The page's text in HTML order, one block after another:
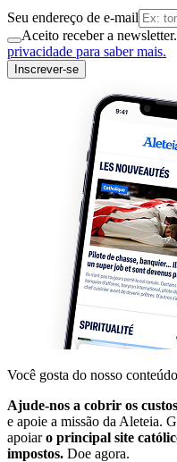
Seu endereço de e-mail
Aceito receber a
privacidade para saber mais.
Inscrever-se
Você gosta do nosso
Ajude-nos a cobrir os
e apoie a missão da Aleteia.
apoiaro principal site
impostos. Doe agora.